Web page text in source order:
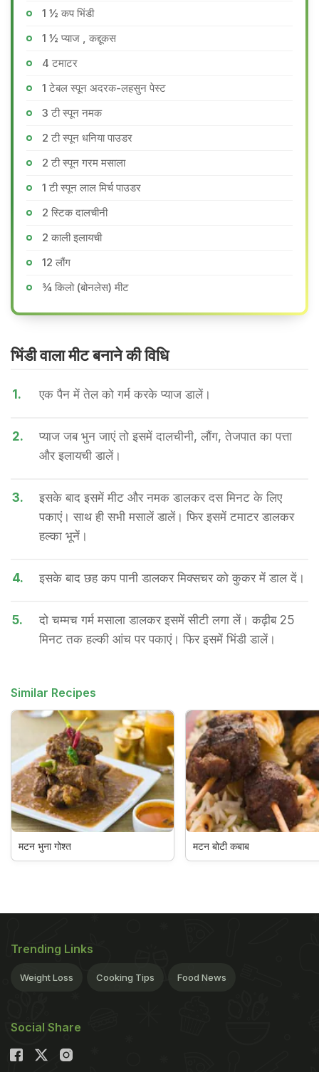
1 ½ कप भिंडी
1 ½ प्याज , कद्दूकस
4 टमाटर
1 टेबल स्पून अदरक-लहसुन पेस्ट
3 टी स्पून नमक
2 टी स्पून धनिया पाउडर
2 टी स्पून गरम मसाला
1 टी स्पून लाल मिर्च पाउडर
2 स्टिक दालचीनी
2 काली इलायची
12 लौंग
¾ किलो (बोनलेस) मीट
भिंडी वाला मीट बनाने की वि​धि
1. एक पैन में तेल को गर्म करके प्याज डालें।
2.
प्याज जब भुन जाएं तो इसमें दालचीनी, लौंग, तेजपात का पत्ता
और इलायची डालें।
3.
इसके बाद इसमें मीट और नमक डालकर दस मिनट के लिए
पकाएं। साथ ही सभी मसालें डालें। फिर इसमें टमाटर डालकर
हल्का भूनें।
4. इसके बाद छह कप पानी डालकर मिक्सचर को कुकर में डाल दें।
5.
दो चम्मच गर्म मसाला डालकर इसमें सीटी लगा लें। कढ़ीब 25
मिनट तक हल्की आंच पर पकाएं। फिर इसमें भिंडी डालें।
Similar Recipes
मटन भुना गोश्त मटन बोटी कबाब
Trending Links
Weight Loss Cooking Tips Food News
Social Share